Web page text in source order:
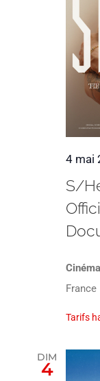
4 mai
S/
France
Tarifs
DIM
4